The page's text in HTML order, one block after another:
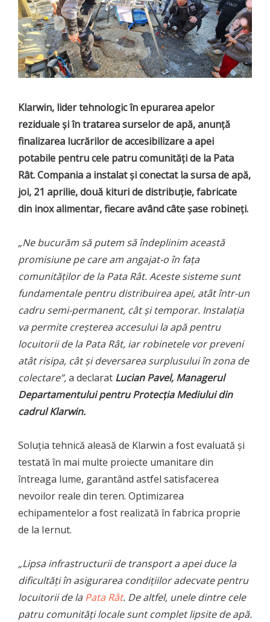
Klarwin, lider tehnologic în epurarea apelor
reziduale și în tratarea surselor de apă, anunță
finalizarea lucrărilor de accesibilizare a apei
potabile pentru cele patru comunități de la Pata
Rât. Compania a instalat și conectat la sursa de apă,
joi, 21 aprilie, două kituri de distribuție, fabricate
din inox alimentar, fiecare având câte șase robineți.
„Ne bucurăm să putem să îndeplinim această
promisiune pe care am angajat-o în fața
comunităților de la Pata Rât. Aceste sisteme sunt
fundamentale pentru distribuirea apei, atât într-un
cadru semi-permanent, cât și temporar. Instalația
va permite creșterea accesului la apă pentru
locuitorii de la Pata Rât, iar robinetele vor preveni
atât risipa, cât și deversarea surplusului în zona de
colectare”,a declarat Lucian Pavel, Managerul
Departamentului pentru Protecția Mediului din
cadrul Klarwin.
Soluția tehnică aleasă de Klarwin a fost evaluată și
testată în mai multe proiecte umanitare din
întreaga lume, garantând astfel satisfacerea
nevoilor reale din teren. Optimizarea
echipamentelor a fost realizată în fabrica proprie
de la Iernut.
„Lipsa infrastructurii de transport a apei duce la
dificultăți în asigurarea condițiilor adecvate pentru
locuitorii de laPata Rât. De altfel, unele dintre cele
patru comunități locale sunt complet lipsite de apă.